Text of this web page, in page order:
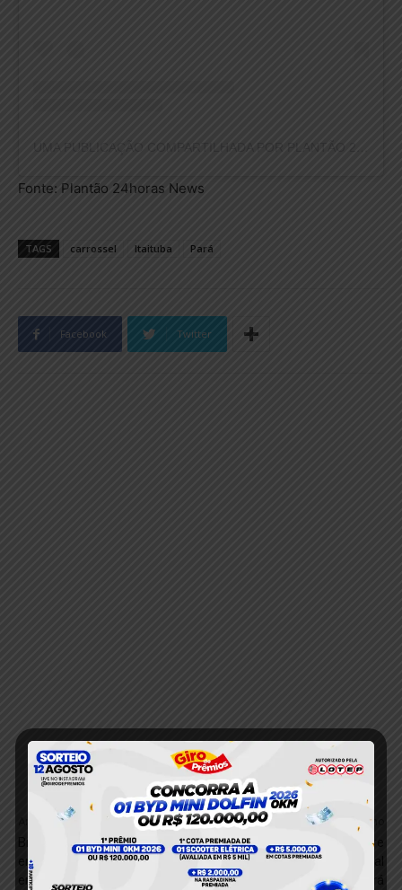
Fonte: Plantão 24horas News
TAGS carrossel Itaituba Pará
Facebook Twitter
Briga entre irmãos termina
em morte no bairro Beira Rio,
em Tucuruí
Próximo
Menino de 3 anos morre
após cair em poço no quintal
de casa em Uruará